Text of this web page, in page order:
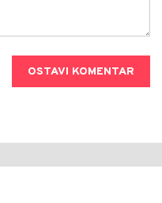
OSTAVI KOMENTAR